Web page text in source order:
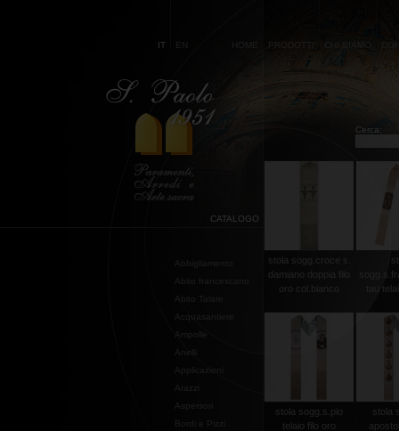
IT EN HOME PRODOTTI CHI SIAMO
Cerca:
CATALOGO
Abbigliamento
Abito francescano
Abito Talare
Acquasantiere
Ampolle
Anelli
Applicazioni
Arazzi
Aspersori
Bordi e Pizzi
stola sogg.croce s.
damiano doppia filo
oro col.bianco
tau
stola sogg.s.pio
telaio filo oro
stola